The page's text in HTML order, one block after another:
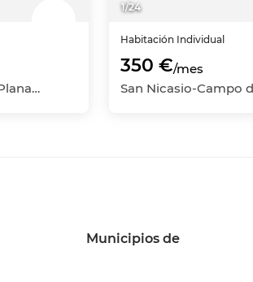
Centro, Castelló de la Plana, Castellón - Castelló
1/24
Habitación Individual
350 €/mes
Municipios de